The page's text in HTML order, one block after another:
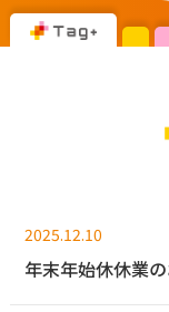
2025.12.10
年末年始休休業